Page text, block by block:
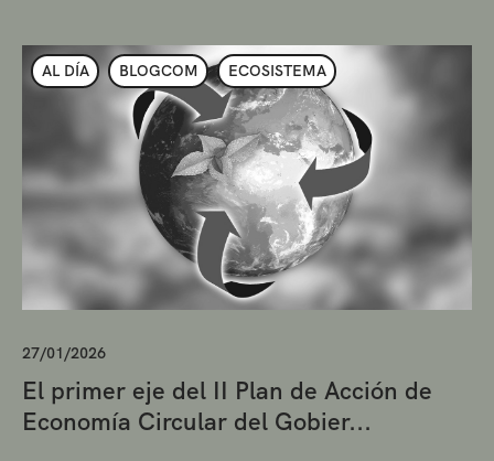
AL DÍA BLOGCOM ECOSISTEMA
27/01/2026
El primer eje del II Plan de Acción de
Economía Circular del Gobier...